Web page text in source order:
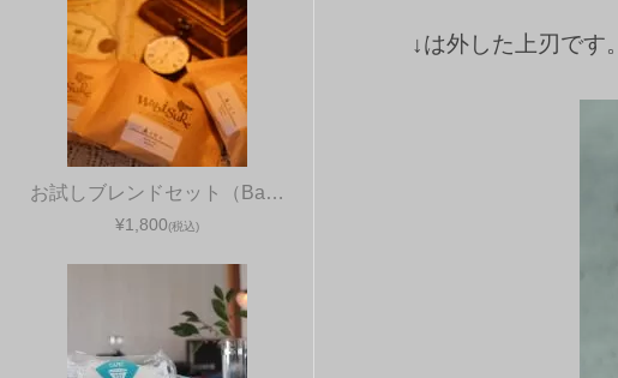
↓は外した上刃です。
お試しブレンドセット（Ba…
¥1,800(税込)